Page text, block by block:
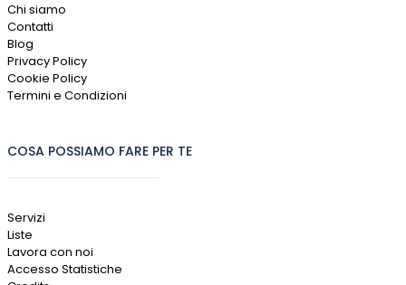
Chi siamo
Contatti
Blog
Privacy Policy
Cookie Policy
Termini e Condizioni
COSA POSSIAMO FARE PER TE
Servizi
Liste
Lavora con noi
Accesso Statistiche